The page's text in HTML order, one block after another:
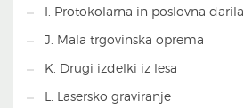
I. Protokolarna in poslovna darila
J. Mala trgovinska oprema
K. Drugi izdelki iz lesa
L. Lasersko graviranje